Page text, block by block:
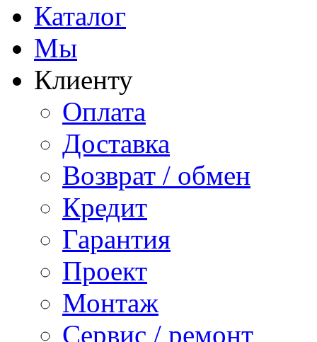
Каталог
Мы
Клиенту
Оплата
Доставка
Возврат / обмен
Кредит
Гарантия
Проект
Монтаж
Сервис / ремонт